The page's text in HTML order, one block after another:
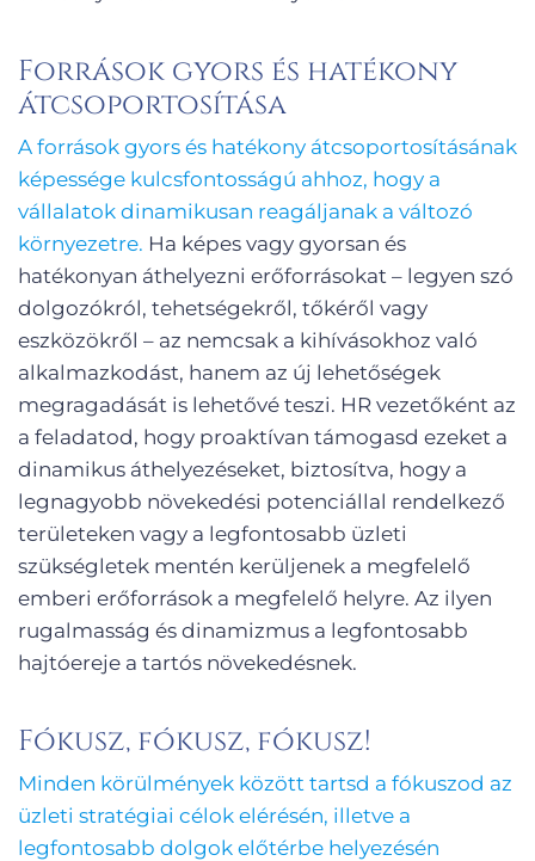
Források gyors és hatékony
átcsoportosítása
A források gyors és hatékony átcsoportosításának
képessége kulcsfontosságú ahhoz, hogy a
vállalatok dinamikusan reagáljanak a változó
környezetre. Ha képes vagy gyorsan és
hatékonyan áthelyezni erőforrásokat – legyen szó
dolgozókról, tehetségekről, tőkéről vagy
eszközökről – az nemcsak a kihívásokhoz való
alkalmazkodást, hanem az új lehetőségek
megragadását is lehetővé teszi. HR vezetőként az
a feladatod, hogy proaktívan támogasd ezeket a
dinamikus áthelyezéseket, biztosítva, hogy a
legnagyobb növekedési potenciállal rendelkező
területeken vagy a legfontosabb üzleti
szükségletek mentén kerüljenek a megfelelő
emberi erőforrások a megfelelő helyre. Az ilyen
rugalmasság és dinamizmus a legfontosabb
hajtóereje a tartós növekedésnek.
Fókusz, fókusz, fókusz!
Minden körülmények között tartsd a fókuszod az
üzleti stratégiai célok elérésén, illetve a
legfontosabb dolgok előtérbe helyezésén